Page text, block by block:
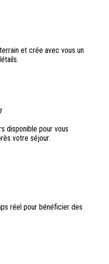
et crée avec vous un
disponible pour vous
votre séjour.
réel pour bénéficier des